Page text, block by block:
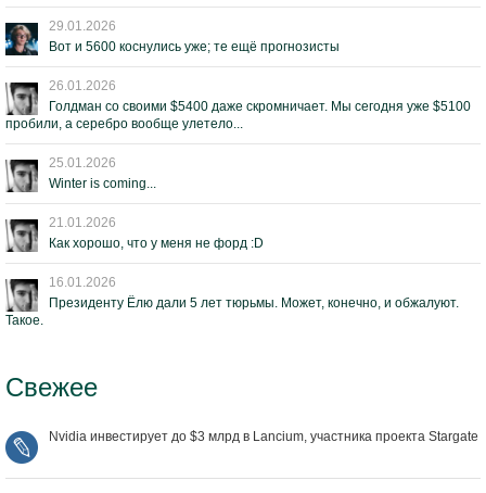
29.01.2026
Вот и 5600 коснулись уже; те ещё прогнозисты
26.01.2026
Голдман со своими $5400 даже скромничает. Мы сегодня уже $5100
пробили, а серебро вообще улетело...
25.01.2026
Winter is coming...
21.01.2026
Как хорошо, что у меня не форд :D
16.01.2026
Президенту Ёлю дали 5 лет тюрьмы. Может, конечно, и обжалуют.
Такое.
Свежее
Nvidia инвестирует до $3 млрд в Lancium, участника проекта Stargate